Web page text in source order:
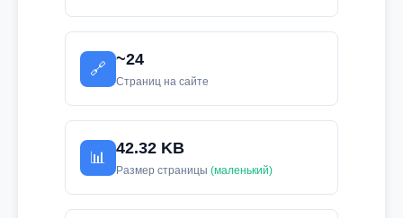
🔗
~24
Страниц на сайте
📊
42.32 KB
Размер страницы (маленький)